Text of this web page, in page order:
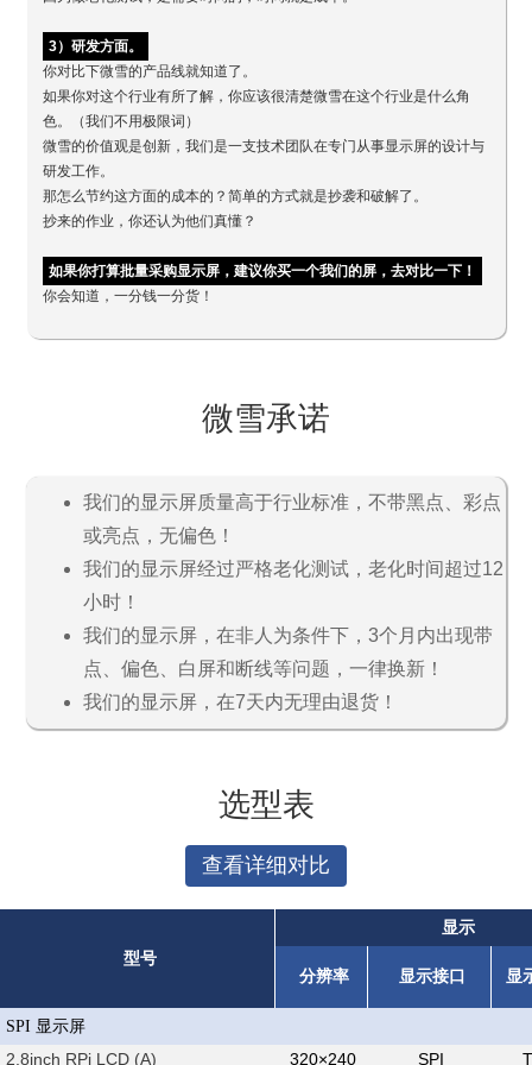
3）研发方面。
你对比下微雪的产品线就知道了。
如果你对这个行业有所了解，你应该很清楚微雪在这个行业是什么角
色。（我们不用极限词）
微雪的价值观是创新，我们是一支技术团队在专门从事显示屏的设计与
研发工作。
那怎么节约这方面的成本的？简单的方式就是抄袭和破解了。
抄来的作业，你还认为他们真懂？
如果你打算批量采购显示屏，建议你买一个我们的屏，去对比一下！
你会知道，一分钱一分货！
微雪承诺
我们的显示屏质量高于行业标准，不带黑点、彩点
或亮点，无偏色！
我们的显示屏经过严格老化测试，老化时间超过12
小时！
我们的显示屏，在非人为条件下，3个月内出现带
点、偏色、白屏和断线等问题，一律换新！
我们的显示屏，在7天内无理由退货！
选型表
查看详细对比
型号
显示
分辨率 显示接口 显
SPI 显示屏
2.8inch RPi LCD (A)
320×240 SPI